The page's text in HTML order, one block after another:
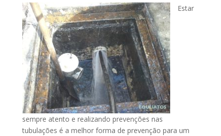
Estar
sempre atento e realizando prevenções nas
tubulações é a melhor forma de prevenção para um